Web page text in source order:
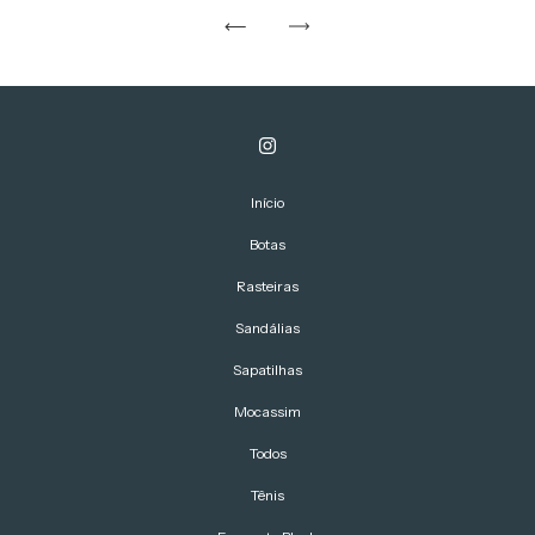
Início
Botas
Rasteiras
Sandálias
Sapatilhas
Mocassim
Todos
Tênis